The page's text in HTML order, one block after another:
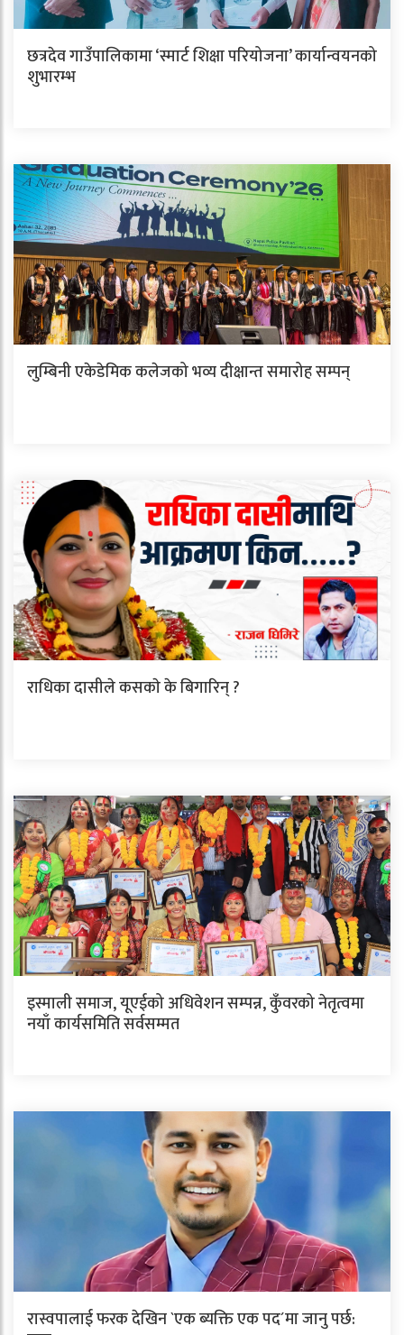
छत्रदेव गाउँपालिकामा ‘स्मार्ट शिक्षा परियोजना’ कार्यान्वयनको
शुभारम्भ
लुम्बिनी एकेडेमिक कलेजको भव्य दीक्षान्त समारोह सम्पन्
राधिका दासीले कसकाे के बिगारिन् ?
इस्माली समाज, यूएईको अधिवेशन सम्पन्न, कुँवरको नेतृत्वमा
नयाँ कार्यसमिति सर्वसम्मत
रास्वपालाई फरक देखिन `एक ब्यक्ति एक पद´मा जानु पर्छ: